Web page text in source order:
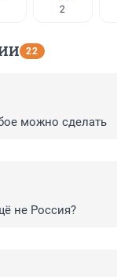
2
22
можно сделать
не Россия?